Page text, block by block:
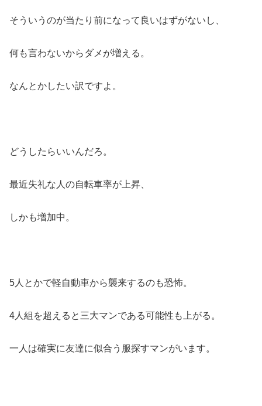
そういうのが当たり前になって良いはずがないし、
何も言わないからダメが増える。
なんとかしたい訳ですよ。
どうしたらいいんだろ。
最近失礼な人の自転車率が上昇、
しかも増加中。
5人とかで軽自動車から襲来するのも恐怖。
4人組を超えると三大マンである可能性も上がる。
一人は確実に友達に似合う服探すマンがいます。